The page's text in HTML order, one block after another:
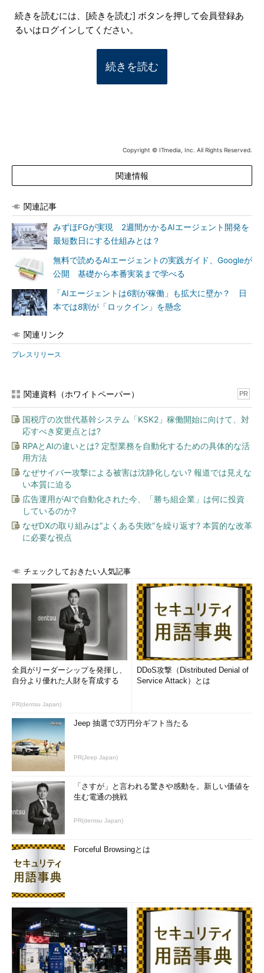
続きを読むには、[続きを読む] ボタンを押して会員登録あ
るいはログインしてください。
続きを読む
Copyright © ITmedia, Inc. All Rights Reserved.
関連情報
関連記事
みずほFGが実現 2週間かかるAIエージェント開発を
最短数日にする仕組みとは？
無料で読めるAIエージェントの実践ガイド、Googleが
公開 基礎から本番実装まで学べる
「AIエージェントは6割が稼働」も拡大に壁か？ 日
本では8割が「ロックイン」を懸念
関連リンク
プレスリリース
関連資料（ホワイトペーパー） PR
国税庁の次世代基幹システム「KSK2」稼働開始に向けて、対
応すべき変更点とは?
RPAとAIの違いとは? 定型業務を自動化するための具体的な活
用方法
なぜサイバー攻撃による被害は沈静化しない? 報道では見えな
い本質に迫る
広告運用がAIで自動化された今、「勝ち組企業」は何に投資
しているのか?
なぜDXの取り組みは“よくある失敗”を繰り返す? 本質的な改革
に必要な視点
チェックしておきたい人気記事
全員がリーダーシップを発揮し、
自分より優れた人財を育成する
PR(dentsu Japan)
DDoS攻撃（Distributed Denial of
Service Attack）とは
Jeep 抽選で3万円分ギフト当たる
PR(Jeep Japan)
「さすが」と言われる驚きや感動を。新しい価値を
生む電通の挑戦
PR(dentsu Japan)
Forceful Browsingとは